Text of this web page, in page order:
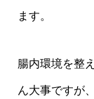
ます。
腸内環境を整
ん大事ですが